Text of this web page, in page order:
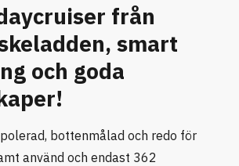
från
smart
och goda
bottenmålad och redo för
använd och endast 362